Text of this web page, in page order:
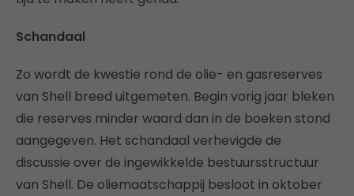
Schandaal
Zo wordt de kwestie rond de olie- en gasreserves
van Shell breed uitgemeten. Begin vorig jaar bleken
die reserves minder waard dan in de boeken stond
aangegeven. Het schandaal verhevigde de
discussie over de ingewikkelde bestuursstructuur
van Shell. De oliemaatschappij besloot in oktober